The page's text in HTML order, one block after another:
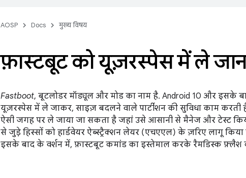
AOSP Docs मुख्य विषय
फ़ास्टबूट को यूज़रस्पेस में ले
Fastboot, बूटलोडर मॉड्यूल और मोड का नाम है. Android 10 और इसके
यूज़रस्पेस में ले जाकर, साइज़ बदलने वाले पार्टीशन की सुविधा काम
ऐसी जगह पर ले जाया जा सकता है जहां उसे आसानी से मैनेज और टेस्ट
से जुड़े हिस्सों को हार्डवेयर ऐब्स्ट्रैक्शन लेयर (एचएएल) के ज़रिए लागू
इसके बाद के वर्शन में, फ़ास्टबूट कमांड का इस्तेमाल करके रैमडिस्क फ़्लैश